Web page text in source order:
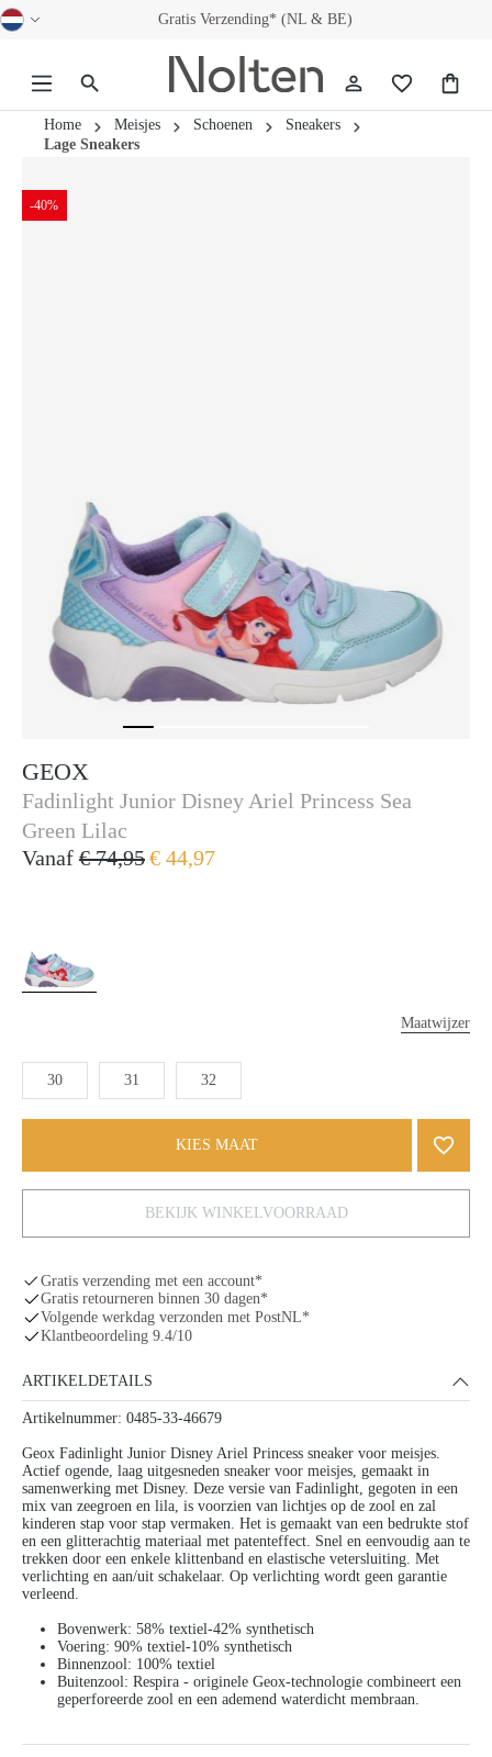
Gratis Verzending* (NL & BE)
Home Meisjes Schoenen
Sneakers
Lage Sneakers
-40%
GEOX
Geox
Fadinlight Junior Disney Ariel Princess Sea
Green Lilac
Vanaf € 74,95€ 44,97
Maatwijzer
30 31 32
KIES MAAT
BEKIJK WINKELVOORRAAD
Gratis verzending met een account*
Gratis retourneren binnen 30 dagen*
Volgende werkdag verzonden met PostNL*
Klantbeoordeling 9.4/10
ARTIKELDETAILS
Artikelnummer: 0485-33-46679
Geox Fadinlight Junior Disney Ariel Princess sneaker voor meisjes.
Actief ogende, laag uitgesneden sneaker voor meisjes, gemaakt in
samenwerking met Disney. Deze versie van Fadinlight, gegoten in een
mix van zeegroen en lila, is voorzien van lichtjes op de zool en zal
kinderen stap voor stap vermaken. Het is gemaakt van een bedrukte stof
en een glitterachtig materiaal met patenteffect. Snel en eenvoudig aan te
trekken door een enkele klittenband en elastische vetersluiting. Met
verlichting en aan/uit schakelaar. Op verlichting wordt geen garantie
verleend.
Bovenwerk: 58% textiel-42% synthetisch
Voering: 90% textiel-10% synthetisch
Binnenzool: 100% textiel
Buitenzool: Respira - originele Geox-technologie combineert een
geperforeerde zool en een ademend waterdicht membraan.